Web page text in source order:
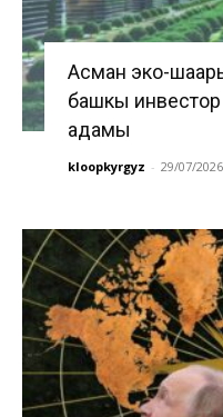
Асман эко-
башкы
адамы
kloopkyrgyz - 29/07/2026